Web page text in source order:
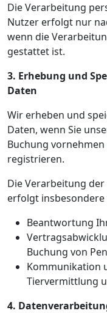
Die Verarbeitung
Nutzer erfolgt nur
wenn die
gestattet ist.
3. Erhebung und
Daten
Wir erheben und
Daten, wenn Sie
Buchung
registrieren.
Die Verarbeitung
erfolgt
Beantwortung
Buchung von
Kommunikation
Tiervermittlung
4.